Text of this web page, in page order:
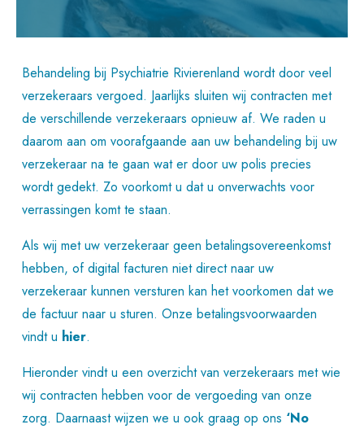
Behandeling bij Psychiatrie Rivierenland wordt door veel
verzekeraars vergoed. Jaarlijks sluiten wij contracten met
de verschillende verzekeraars opnieuw af. We raden u
daarom aan om voorafgaande aan uw behandeling bij uw
verzekeraar na te gaan wat er door uw polis precies
wordt gedekt. Zo voorkomt u dat u onverwachts voor
verrassingen komt te staan.
Als wij met uw verzekeraar geen betalingsovereenkomst
hebben, of digital facturen niet direct naar uw
verzekeraar kunnen versturen kan het voorkomen dat we
de factuur naar u sturen. Onze betalingsvoorwaarden
vindt u hier.
Hieronder vindt u een overzicht van verzekeraars met wie
wij contracten hebben voor de vergoeding van onze
zorg. Daarnaast wijzen we u ook graag op ons ‘No